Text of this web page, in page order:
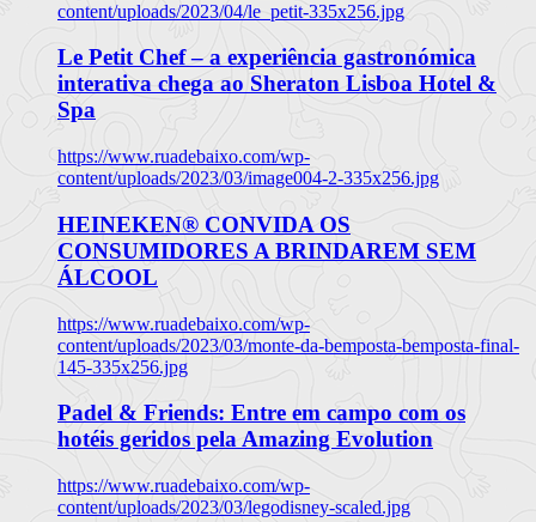
content/uploads/2023/04/le_petit-335x256.jpg
Le Petit Chef – a experiência gastronómica
interativa chega ao Sheraton Lisboa Hotel &
Spa
https://www.ruadebaixo.com/wp-
content/uploads/2023/03/image004-2-335x256.jpg
HEINEKEN® CONVIDA OS
CONSUMIDORES A BRINDAREM SEM
ÁLCOOL
https://www.ruadebaixo.com/wp-
content/uploads/2023/03/monte-da-bemposta-bemposta-final-
145-335x256.jpg
Padel & Friends: Entre em campo com os
hotéis geridos pela Amazing Evolution
https://www.ruadebaixo.com/wp-
content/uploads/2023/03/legodisney-scaled.jpg